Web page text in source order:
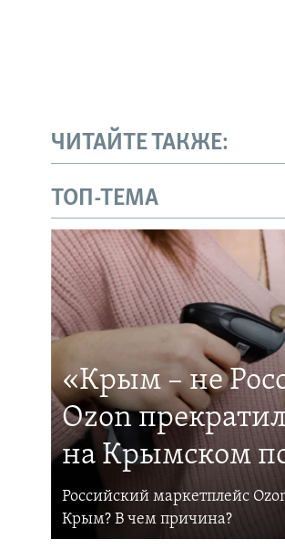
ЧИТАЙТЕ ТАКЖЕ:
ТОП-ТЕМА
«Крым – не
Ozon
на Крымском
Российский маркетплейс
Крым? В чем причина?